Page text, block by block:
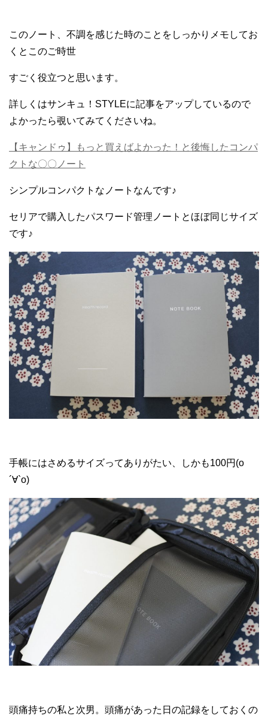
このノート、不調を感じた時のことをしっかりメモしてお
くとこのご時世
すごく役立つと思います。
詳しくはサンキュ！STYLEに記事をアップしているので
よかったら覗いてみてくださいね。
【キャンドゥ】もっと買えばよかった！と後悔したコンパ
クトな〇〇ノート
シンプルコンパクトなノートなんです♪
セリアで購入したパスワード管理ノートとほぼ同じサイズ
です♪
手帳にはさめるサイズってありがたい、しかも100円(о
´∀`о)
頭痛持ちの私と次男。頭痛があった日の記録をしておくの